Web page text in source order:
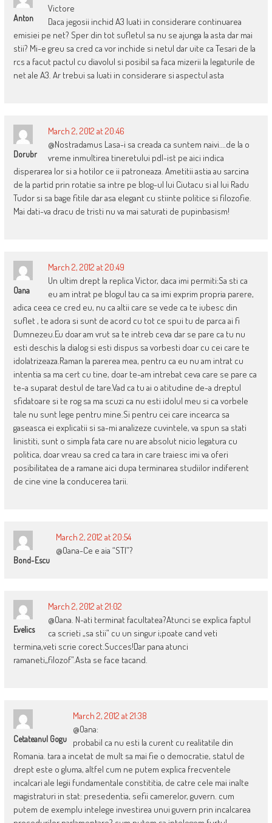
Anton
Victore
Daca jegosii inchid A3 luati in considerare continuarea
emisiei pe net? Sper din tot sufletul sa nu se ajunga la asta dar mai
stii? Mi-e greu sa cred ca vor inchide si netul dar uite ca Tesari de la
rcs a facut pactul cu diavolul si posibil sa faca mizerii la legaturile de
net ale A3. Ar trebui sa luati in considerare si aspectul asta
Dorubr
March 2, 2012 at 20:46
@Nostradamus Lasa-i sa creada ca suntem naivi….de la o
vreme inmultirea tineretului pdl-ist pe aici indica
disperarea lor si a hotilor ce ii patroneaza. Ametitii astia au sarcina
de la partid prin rotatie sa intre pe blog-ul lui Ciutacu si al lui Radu
Tudor si sa bage fitile dar asa elegant cu stiinte politice si filozofie.
Mai dati-va dracu de tristi nu va mai saturati de pupinbasism!
Oana
March 2, 2012 at 20:49
Un ultim drept la replica Victor, daca imi permiti:Sa sti ca
eu am intrat pe blogul tau ca sa imi exprim propria parere,
adica ceea ce cred eu, nu ca altii care se vede ca te iubesc din
suflet , te adora si sunt de acord cu tot ce spui tu de parca ai fi
Dumnezeu.Eu doar am vrut sa te intreb ceva dar se pare ca tu nu
esti deschis la dialog si esti dispus sa vorbesti doar cu cei care te
idolatrizeaza.Raman la parerea mea, pentru ca eu nu am intrat cu
intentia sa ma cert cu tine, doar te-am intrebat ceva care se pare ca
te-a suparat destul de tare.Vad ca tu ai o atitudine de-a dreptul
sfidatoare si te rog sa ma scuzi ca nu esti idolul meu si ca vorbele
tale nu sunt lege pentru mine.Si pentru cei care incearca sa
gaseasca ei explicatii si sa-mi analizeze cuvintele, va spun sa stati
linistiti, sunt o simpla fata care nu are absolut nicio legatura cu
politica, doar vreau sa cred ca tara in care traiesc imi va oferi
posibilitatea de a ramane aici dupa terminarea studiilor indiferent
de cine vine la conducerea tarii.
Bond-Escu
March 2, 2012 at 20:54
@Oana-Ce e aia “STI”?
Evelics
March 2, 2012 at 21:02
@Oana. N-ati terminat facultatea?Atunci se explica faptul
ca scrieti „sa stii” cu un singur i;poate cand veti
termina,veti scrie corect.Succes!Dar pana atunci
ramaneti„filozof”.Asta se face tacand.
Cetateanul Gogu
March 2, 2012 at 21:38
@Oana:
probabil ca nu esti la curent cu realitatile din
Romania. tara a incetat de mult sa mai fie o democratie, statul de
drept este o gluma, altfel cum ne putem explica frecventele
incalcari ale legii fundamentale constititia, de catre cele mai inalte
magistraturi in stat: presedentia, sefii camerelor, guvern. cum
putem de exemplu intelege investirea unui guvern prin incalcarea